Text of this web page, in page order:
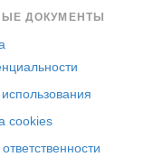
ДОКУМЕНТЫ
cookies